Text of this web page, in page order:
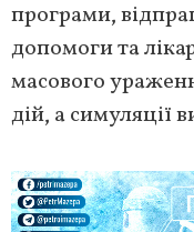
програми,
допомоги та
масового
дій, а симуляції